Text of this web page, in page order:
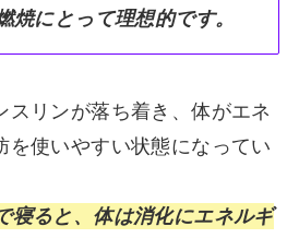
焼にとって理想的です。
スリンが落ち着き、体がエネ
を使いやすい状態になってい
寝ると、体は消化にエネルギ